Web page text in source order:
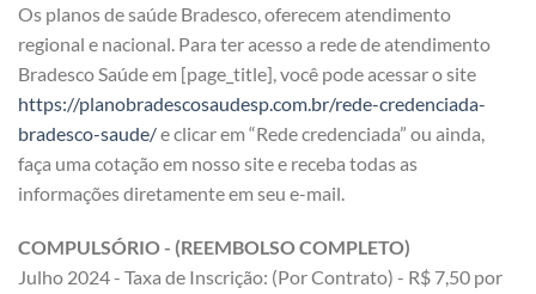
Os planos de saúde Bradesco, oferecem atendimento
regional e nacional. Para ter acesso a rede de atendimento
Bradesco Saúde em [page_title], você pode acessar o site
https://planobradescosaudesp.com.br/rede-credenciada-
bradesco-saude/e clicar em “Rede credenciada” ou ainda,
faça uma cotação em nosso site e receba todas as
informações diretamente em seu e-mail.
COMPULSÓRIO - (REEMBOLSO COMPLETO)
Julho 2024 - Taxa de Inscrição: (Por Contrato) - R$ 7,50 por